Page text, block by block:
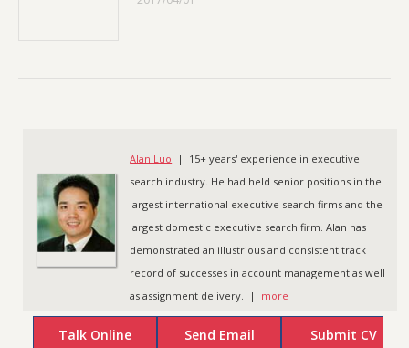
Alan Luo | 15+ years' experience in executive
search industry. He had held senior positions in the
largest international executive search firms and the
largest domestic executive search firm. Alan has
demonstrated an illustrious and consistent track
record of successes in account management as well
as assignment delivery. | more